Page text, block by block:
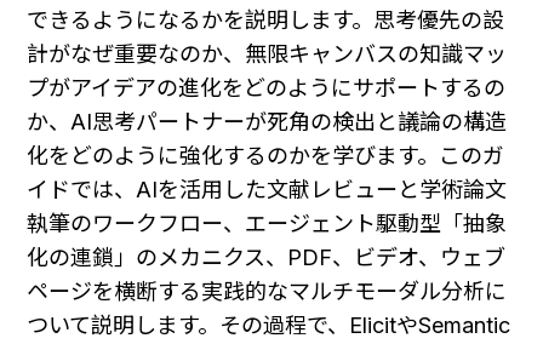
できるようになるかを説明します。思考優先の設
計がなぜ重要なのか、無限キャンバスの知識マッ
プがアイデアの進化をどのようにサポートするの
か、AI思考パートナーが死角の検出と議論の構造
化をどのように強化するのかを学びます。このガ
イドでは、AIを活用した文献レビューと学術論文
執筆のワークフロー、エージェント駆動型「抽象
化の連鎖」のメカニクス、PDF、ビデオ、ウェブ
ページを横断する実践的なマルチモーダル分析に
ついて説明します。その過程で、ElicitやSemantic